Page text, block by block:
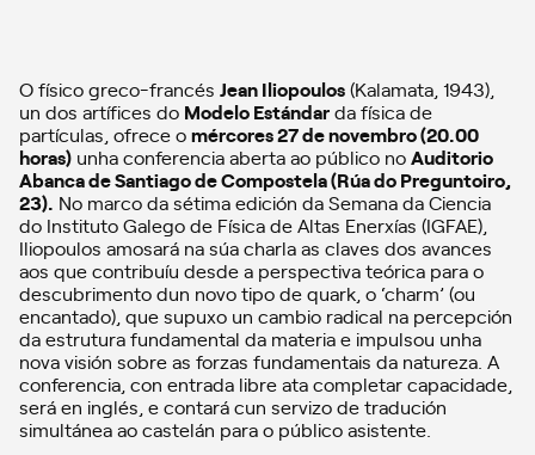
O físico greco-francés Jean Iliopoulos(Kalamata, 1943),
un dos artífices do Modelo Estándarda física de
partículas, ofrece omércores 27 de novembro (20.00
horas) unha conferencia aberta ao público noAuditorio
Abanca de Santiago de Compostela (Rúa do Preguntoiro,
23). No marco da sétima edición da Semana da Ciencia
do Instituto Galego de Física de Altas Enerxías (IGFAE),
Iliopoulos amosará na súa charla as claves dos avances
aos que contribuíu desde a perspectiva teórica para o
descubrimento dun novo tipo de quark, o ‘charm’ (ou
encantado), que supuxo un cambio radical na percepción
da estrutura fundamental da materia e impulsou unha
nova visión sobre as forzas fundamentais da natureza. A
conferencia, con entrada libre ata completar capacidade,
será en inglés, e contará cun servizo de tradución
simultánea ao castelán para o público asistente.